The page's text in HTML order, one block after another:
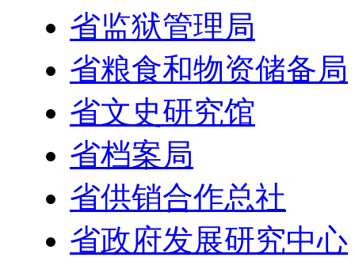
省监狱管理局
省粮食和物资储备局
省文史研究馆
省档案局
省供销合作总社
省政府发展研究中心